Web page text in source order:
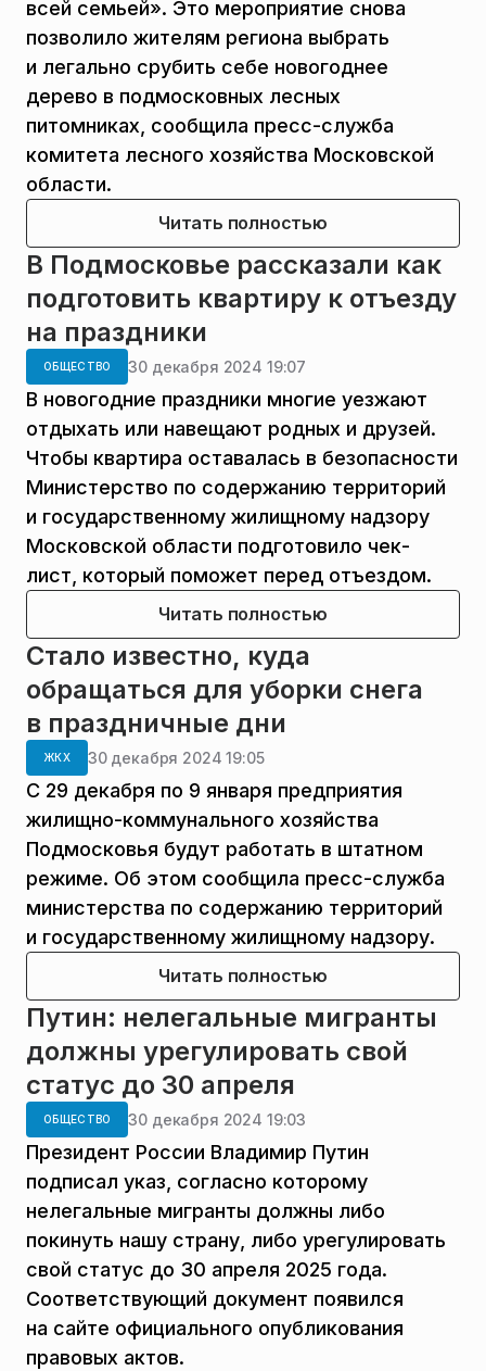
всей семьей». Это мероприятие снова
позволило жителям региона выбрать
и легально срубить себе новогоднее
дерево в подмосковных лесных
питомниках, сообщила пресс-служба
комитета лесного хозяйства Московской
области.
Читать полностью
В Подмосковье рассказали как
подготовить квартиру к отъезду
на праздники
ОБЩЕСТВО 30 декабря 2024 19:07
В новогодние праздники многие уезжают
отдыхать или навещают родных и друзей.
Чтобы квартира оставалась в безопасности
Министерство по содержанию территорий
и государственному жилищному надзору
Московской области подготовило чек-
лист, который поможет перед отъездом.
Читать полностью
Стало известно, куда
обращаться для уборки снега
в праздничные дни
ЖКХ 30 декабря 2024 19:05
С 29 декабря по 9 января предприятия
жилищно-коммунального хозяйства
Подмосковья будут работать в штатном
режиме. Об этом сообщила пресс-служба
министерства по содержанию территорий
и государственному жилищному надзору.
Читать полностью
Путин: нелегальные мигранты
должны урегулировать свой
статус до 30 апреля
ОБЩЕСТВО 30 декабря 2024 19:03
Президент России Владимир Путин
подписал указ, согласно которому
нелегальные мигранты должны либо
покинуть нашу страну, либо урегулировать
свой статус до 30 апреля 2025 года.
Соответствующий документ появился
на сайте официального опубликования
правовых актов.